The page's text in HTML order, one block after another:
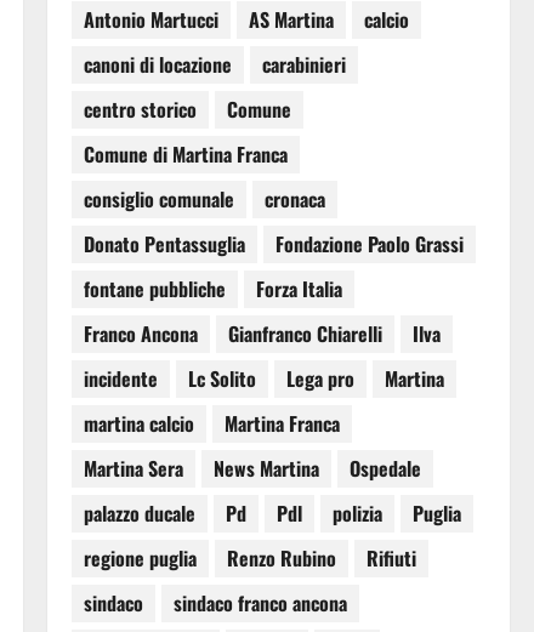
Antonio Martucci
AS Martina
calcio
canoni di locazione
carabinieri
centro storico
Comune
Comune di Martina Franca
consiglio comunale
cronaca
Donato Pentassuglia
Fondazione Paolo Grassi
fontane pubbliche
Forza Italia
Franco Ancona
Gianfranco Chiarelli
Ilva
incidente
Lc Solito Lega pro
Martina
martina calcio
Martina Franca
Martina Sera
News Martina
Ospedale
palazzo ducale
Pd Pdl polizia
Puglia
regione puglia
Renzo Rubino
Rifiuti
sindaco
sindaco franco ancona